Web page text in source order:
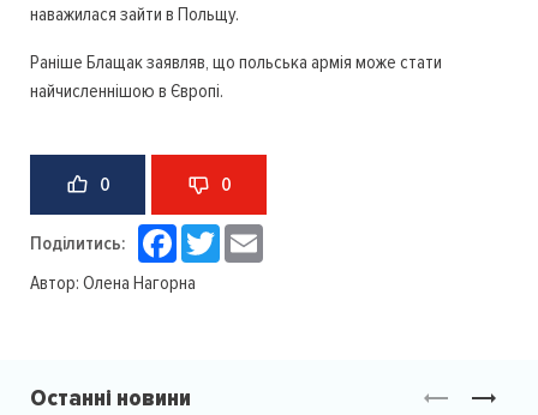
наважилася зайти в Польщу.
Раніше Блащак заявляв, що польська армія може стати
найчисленнішою в Європі.
0 0
Поділитись: Facebook
Twitter
Автор: Олена Нагорна
Останні новини